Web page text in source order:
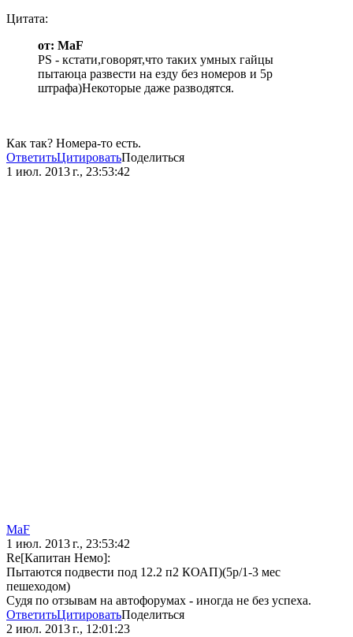
Цитата:
от: MaF
PS - кстати,говорят,что таких умных гайцы
пытаюца развести на езду без номеров и 5р
штрафа)Некоторые даже разводятся.
Как так? Номера-то есть.
ОтветитьЦитироватьПоделиться
1 июл. 2013 г., 23:53:42
MaF
1 июл. 2013 г., 23:53:42
Re[Капитан Немо]:
Пытаются подвести под 12.2 п2 КОАП)(5р/1-3 мес
пешеходом)
Судя по отзывам на автофорумах - иногда не без успеха.
ОтветитьЦитироватьПоделиться
2 июл. 2013 г., 12:01:23